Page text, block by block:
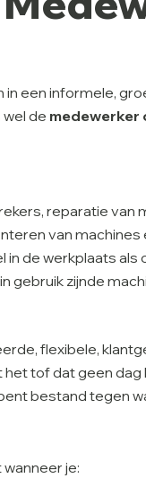
in een informele,
de medewerker
reparatie van
van
de werkplaats als
gebruik zijnde
flexibele,
het tof dat geen
bestand tegen
je: